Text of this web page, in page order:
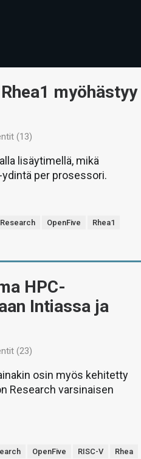
myöhästyy
(13)
lisäytimellä, mikä
per prosessori.
OpenFive
Rhea1
HPC-
Intiassa ja
(23)
osin myös kehitetty
Research varsinaisen
OpenFive RISC-V Rhea